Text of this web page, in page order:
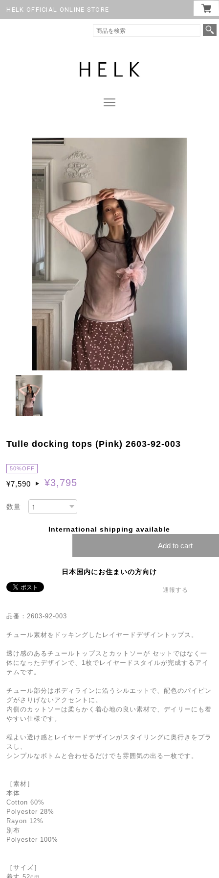
HELK OFFICIAL ONLINE STORE
Tulle docking tops (Pink) 2603-92-003
50%OFF
¥7,590 ¥3,795
数量
International shipping available
Add to cart
日本国内にお住まいの方向け
通報する
品番：2603-92-003
チュール素材をドッキングしたレイヤードデザイントップス。
透け感のあるチュールトップスとカットソーが セットではなく一
体になったデザインで、1枚でレイヤードスタイルが完成するアイ
テムです。
チュール部分はボディラインに沿うシルエットで、配色のパイピン
グがさりげないアクセントに。
内側のカットソーは柔らかく着心地の良い素材で、デイリーにも着
やすい仕様です。
程よい透け感とレイヤードデザインがスタイリングに奥行きをプラ
スし、
シンプルなボトムと合わせるだけでも雰囲気の出る一枚です。
［素材］
本体
Cotton 60%
Polyester 28%
Rayon 12%
別布
Polyester 100%
［サイズ］